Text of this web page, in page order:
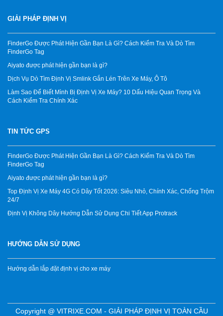
GIẢI PHÁP ĐỊNH VỊ
FinderGo Được Phát Hiện Gần Bạn Là Gì? Cách Kiểm Tra Và Dò Tìm
FinderGo Tag
Aiyato được phát hiện gần bạn là gì?
Dịch Vụ Dò Tìm Định Vị Smlink Gắn Lén Trên Xe Máy, Ô Tô
Làm Sao Để Biết Mình Bị Định Vị Xe Máy? 10 Dấu Hiệu Quan Trọng Và
Cách Kiểm Tra Chính Xác
TIN TỨC GPS
FinderGo Được Phát Hiện Gần Bạn Là Gì? Cách Kiểm Tra Và Dò Tìm
FinderGo Tag
Aiyato được phát hiện gần bạn là gì?
Top Định Vị Xe Máy 4G Có Dây Tốt 2026: Siêu Nhỏ, Chính Xác, Chống Trộm
24/7
Định Vị Không Dây Hướng Dẫn Sử Dụng Chi Tiết App Protrack
HƯỚNG DẪN SỬ DỤNG
Hướng dẫn lắp đặt định vị cho xe máy
Copyright @ VITRIXE.COM - GIẢI PHÁP ĐỊNH VỊ TOÀN CẦU